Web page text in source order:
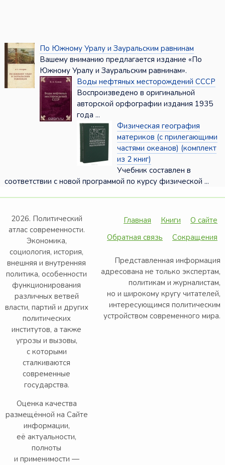
По Южному Уралу и Зауральским равнинам
Вашему вниманию предлагается издание «По
Южному Уралу и Зауральским равнинам».
Воды нефтяных месторождений СССР
Воспроизведено в оригинальной
авторской орфографии издания 1935
года ...
Физическая география
материков (с прилегающими
частями океанов) (комплект
из 2 книг)
Учебник составлен в
соответствии с новой программой по курсу физической ...
2026. Политический
атлас современности.
Экономика,
социология, история,
внешняя и внутренняя
политика, особенности
функционирования
различных ветвей
власти, партий и других
политических
институтов, а также
угрозы и вызовы,
с которыми
сталкиваются
современные
государства.
Оценка качества
размещённой на Сайте
информации,
её актуальности,
полноты
и применимости —
Главная Книги
О сайте
Обратная связь
Сокращения
Представленная информация
адресована не только экспертам,
политикам и журналистам,
но и широкому кругу читателей,
интересующимся политическим
устройством современного мира.